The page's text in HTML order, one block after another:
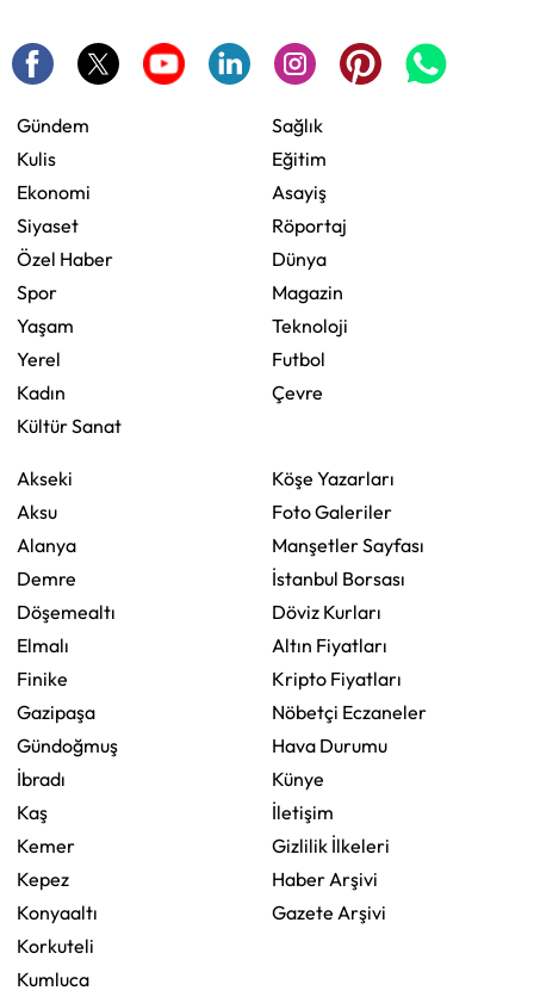
Gündem
Kulis
Ekonomi
Siyaset
Özel Haber
Spor
Yaşam
Yerel
Kadın
Kültür Sanat
Sağlık
Eğitim
Asayiş
Röportaj
Dünya
Magazin
Teknoloji
Futbol
Çevre
Akseki
Aksu
Alanya
Demre
Döşemealtı
Elmalı
Finike
Gazipaşa
Gündoğmuş
İbradı
Kaş
Kemer
Kepez
Konyaaltı
Korkuteli
Kumluca
Köşe Yazarları
Foto Galeriler
Manşetler Sayfası
İstanbul Borsası
Döviz Kurları
Altın Fiyatları
Kripto Fiyatları
Nöbetçi Eczaneler
Hava Durumu
Künye
İletişim
Gizlilik İlkeleri
Haber Arşivi
Gazete Arşivi